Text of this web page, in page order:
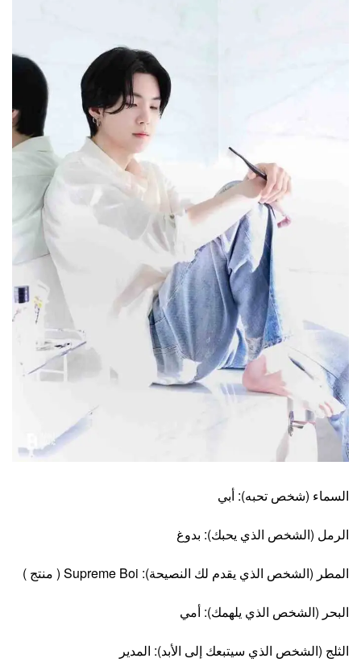
السماء (شخص تحبه): أبي
الرمل (الشخص الذي يحبك): بدوغ
المطر (الشخص الذي يقدم لك النصيحة): Supreme Boi ( منتج )
البحر (الشخص الذي يلهمك): أمي
الثلج (الشخص الذي سيتبعك إلى الأبد): المدير